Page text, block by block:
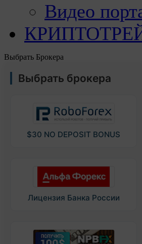
Видео
Выбрать Брокера
Выбрать брокера
$30 NO DEPOSIT BONUS
Лицензия Банка России